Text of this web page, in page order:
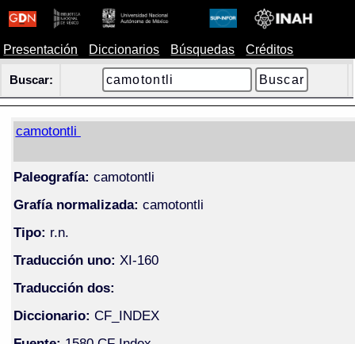
Presentación Diccionarios Búsquedas Créditos
Buscar:
camotontli
Paleografía: camotontli
Grafía normalizada: camotontli
Tipo: r.n.
Traducción uno: XI-160
Traducción dos:
Diccionario: CF_INDEX